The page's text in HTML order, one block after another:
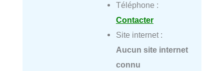
Téléphone :
Contacter
Site internet :
Aucun site internet
connu